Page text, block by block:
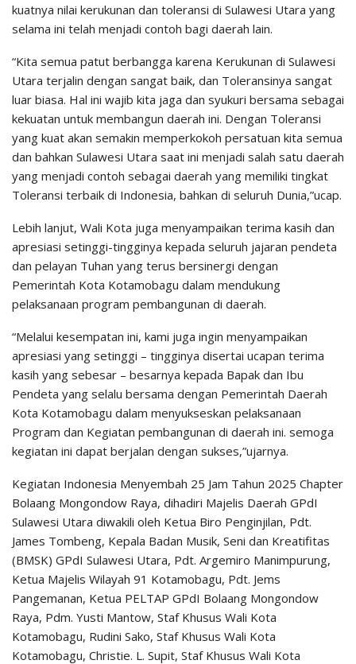
kuatnya nilai kerukunan dan toleransi di Sulawesi Utara yang
selama ini telah menjadi contoh bagi daerah lain.
“Kita semua patut berbangga karena Kerukunan di Sulawesi
Utara terjalin dengan sangat baik, dan Toleransinya sangat
luar biasa. Hal ini wajib kita jaga dan syukuri bersama sebagai
kekuatan untuk membangun daerah ini. Dengan Toleransi
yang kuat akan semakin memperkokoh persatuan kita semua
dan bahkan Sulawesi Utara saat ini menjadi salah satu daerah
yang menjadi contoh sebagai daerah yang memiliki tingkat
Toleransi terbaik di Indonesia, bahkan di seluruh Dunia,”ucap.
Lebih lanjut, Wali Kota juga menyampaikan terima kasih dan
apresiasi setinggi-tingginya kepada seluruh jajaran pendeta
dan pelayan Tuhan yang terus bersinergi dengan
Pemerintah Kota Kotamobagu dalam mendukung
pelaksanaan program pembangunan di daerah.
“Melalui kesempatan ini, kami juga ingin menyampaikan
apresiasi yang setinggi – tingginya disertai ucapan terima
kasih yang sebesar – besarnya kepada Bapak dan Ibu
Pendeta yang selalu bersama dengan Pemerintah Daerah
Kota Kotamobagu dalam menyukseskan pelaksanaan
Program dan Kegiatan pembangunan di daerah ini. semoga
kegiatan ini dapat berjalan dengan sukses,”ujarnya.
Kegiatan Indonesia Menyembah 25 Jam Tahun 2025 Chapter
Bolaang Mongondow Raya, dihadiri Majelis Daerah GPdI
Sulawesi Utara diwakili oleh Ketua Biro Penginjilan, Pdt.
James Tombeng, Kepala Badan Musik, Seni dan Kreatifitas
(BMSK) GPdI Sulawesi Utara, Pdt. Argemiro Manimpurung,
Ketua Majelis Wilayah 91 Kotamobagu, Pdt. Jems
Pangemanan, Ketua PELTAP GPdI Bolaang Mongondow
Raya, Pdm. Yusti Mantow, Staf Khusus Wali Kota
Kotamobagu, Rudini Sako, Staf Khusus Wali Kota
Kotamobagu, Christie. L. Supit, Staf Khusus Wali Kota